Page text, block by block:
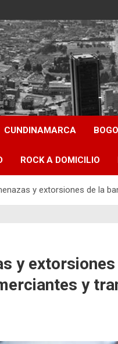
CUNDINAMARCA
ROCK A DOMICILIO
y extorsiones de la
y extorsiones
y